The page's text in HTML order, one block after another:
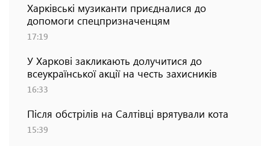
Харківські музиканти приєдналися до
допомоги спецпризначенцям
17:19
У Харкові закликають долучитися до
всеукраїнської акції на честь захисників
16:33
Після обстрілів на Салтівці врятували кота
15:39